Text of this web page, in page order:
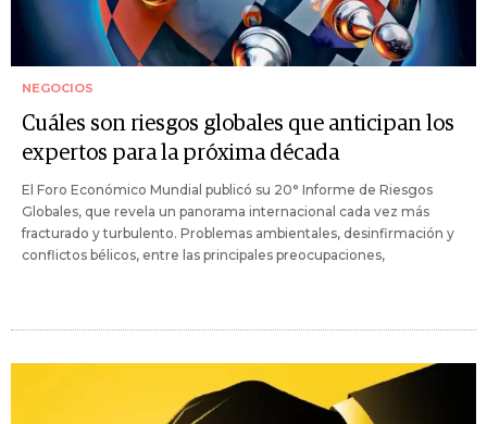
NEGOCIOS
Cuáles son riesgos globales que anticipan los
expertos para la próxima década
El Foro Económico Mundial publicó su 20° Informe de Riesgos
Globales, que revela un panorama internacional cada vez más
fracturado y turbulento. Problemas ambientales, desinfirmación y
conflictos bélicos, entre las principales preocupaciones,